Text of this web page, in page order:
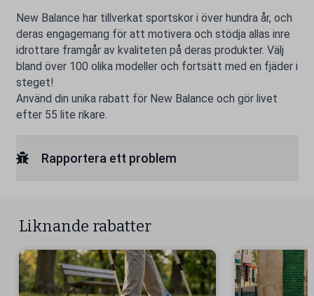
New Balance har tillverkat sportskor i över hundra år, och
deras engagemang för att motivera och stödja allas inre
idrottare framgår av kvaliteten på deras produkter. Välj
bland över 100 olika modeller och fortsätt med en fjäder i
steget!
Använd din unika rabatt för New Balance och gör livet
efter 55 lite rikare.
Rapportera ett problem
Liknande rabatter